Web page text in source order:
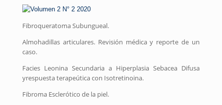
Fibroqueratoma Subungueal.
Almohadillas articulares. Revisión médica y reporte de un
caso.
Facies Leonina Secundaria a Hiperplasia Sebacea Difusa
yrespuesta terapeútica con Isotretinoina.
Fibroma Esclerótico de la piel.